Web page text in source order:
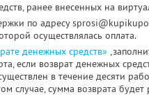
ранее внесенных на
по адресу
осуществлялась оплата.
денежных средств»
если возврат денежных
в течение десяти
случае, сумма возврата